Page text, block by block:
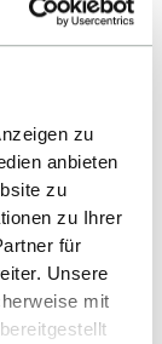
zu
anbieten
zu
zu Ihrer
für
Unsere
mit